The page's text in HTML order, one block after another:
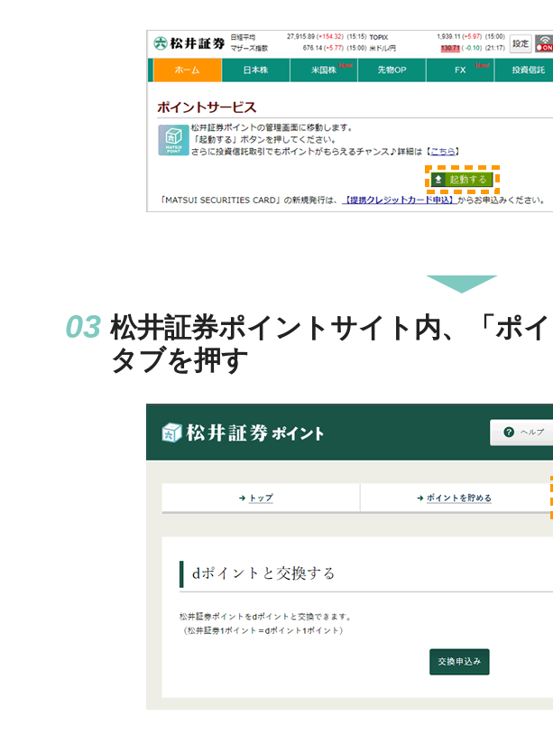
松井証券ポイントサイト内、「ポ
タブを押す